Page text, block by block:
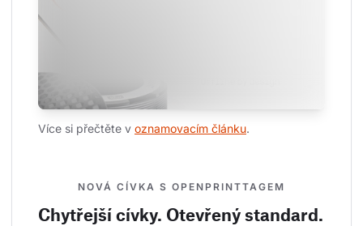
Více si přečtěte v oznamovacím článku.
NOVÁ CÍVKA S OPENPRINTTAGEM
Chytřejší cívky. Otevřený standard.